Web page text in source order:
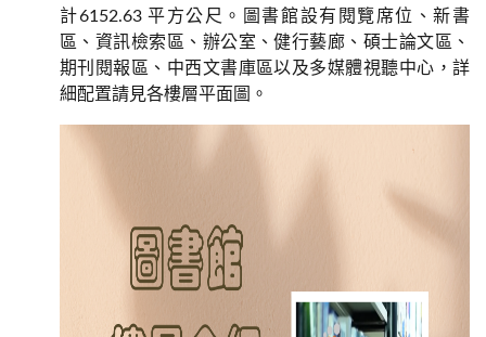
計6152.63 平方公尺。圖書館設有閱覽席位、新書
區、資訊檢索區、辦公室、健行藝廊、碩士論文區、
期刊閱報區、中西文書庫區以及多媒體視聽中心，詳
細配置請見各樓層平面圖。